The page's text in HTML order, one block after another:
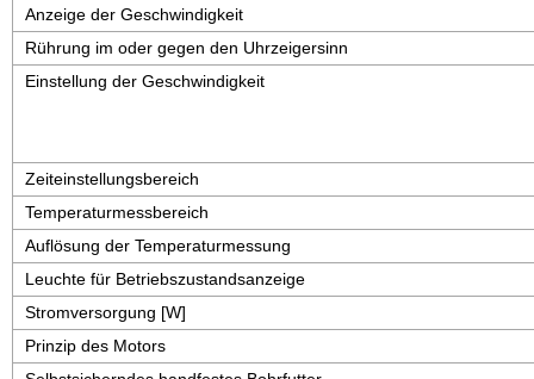
Anzeige der Geschwindigkeit
Rührung im oder gegen den Uhrzeigersinn
Einstellung der Geschwindigkeit
Zeiteinstellungsbereich
Temperaturmessbereich
Auflösung der Temperaturmessung
Leuchte für Betriebszustandsanzeige
Stromversorgung [W]
Prinzip des Motors